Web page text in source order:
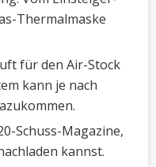
Thermalmaske
für den Air-Stock
kann je nach
Schuss-Magazine,
kannst.